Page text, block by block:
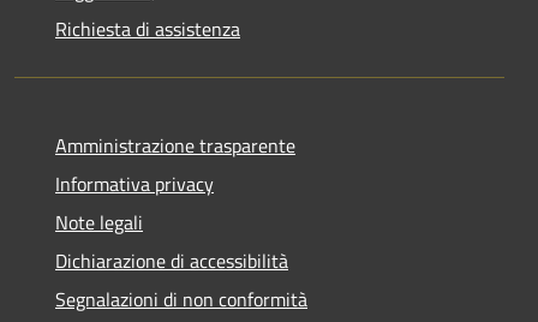
Richiesta di assistenza
Amministrazione trasparente
Informativa privacy
Note legali
Dichiarazione di accessibilità
Segnalazioni di non conformità